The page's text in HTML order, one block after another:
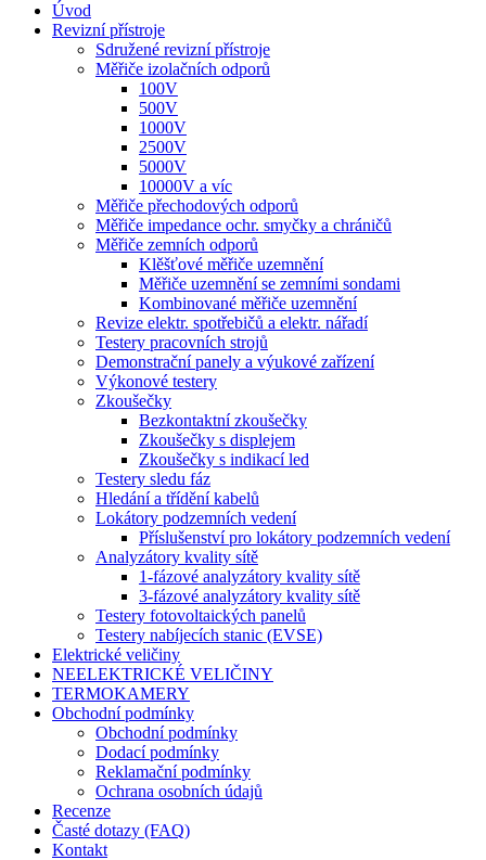
Úvod
Revizní přístroje
Sdružené revizní přístroje
Měřiče izolačních odporů
100V
500V
1000V
2500V
5000V
10000V a víc
Měřiče přechodových odporů
Měřiče impedance ochr. smyčky a chráničů
Měřiče zemních odporů
Klěšťové měřiče uzemnění
Měřiče uzemnění se zemními sondami
Kombinované měřiče uzemnění
Revize elektr. spotřebičů a elektr. nářadí
Testery pracovních strojů
Demonstrační panely a výukové zařízení
Výkonové testery
Zkoušečky
Bezkontaktní zkoušečky
Zkoušečky s displejem
Zkoušečky s indikací led
Testery sledu fáz
Hledání a třídění kabelů
Lokátory podzemních vedení
Příslušenství pro lokátory podzemních vedení
Analyzátory kvality sítě
1-fázové analyzátory kvality sítě
3-fázové analyzátory kvality sítě
Testery fotovoltaických panelů
Testery nabíjecích stanic (EVSE)
Elektrické veličiny
NEELEKTRICKÉ VELIČINY
TERMOKAMERY
Obchodní podmínky
Obchodní podmínky
Dodací podmínky
Reklamační podmínky
Ochrana osobních údajů
Recenze
Časté dotazy (FAQ)
Kontakt